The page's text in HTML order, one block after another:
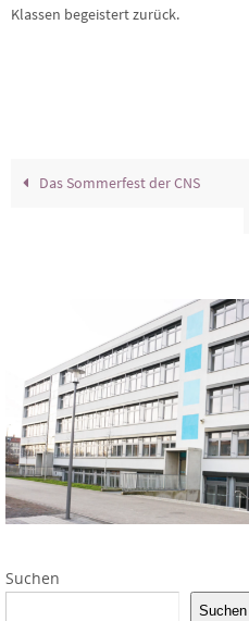
Klassen begeistert zurück.
Das Sommerfest der CNS
Suchen
Suchen